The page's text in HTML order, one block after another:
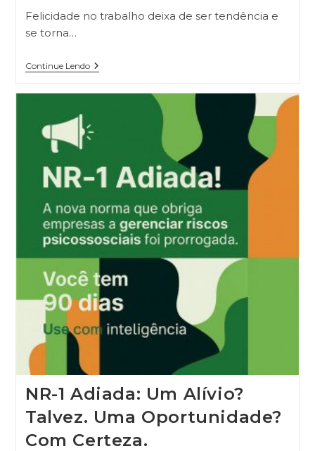
Felicidade no trabalho deixa de ser tendência e
se torna…
Continue Lendo
NR-1 Adiada: Um Alívio?
Talvez. Uma Oportunidade?
Com Certeza.